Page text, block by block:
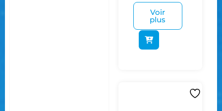
Voir
plus